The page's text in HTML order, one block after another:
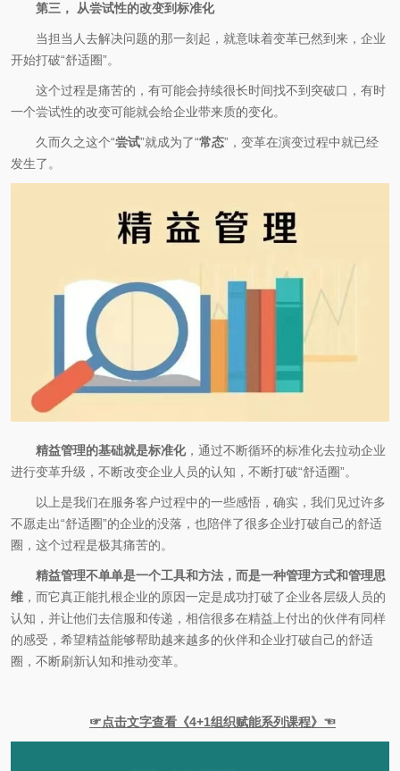
第三， 从尝试性的改变到标准化
当担当人去解决问题的那一刻起，就意味着变革已然到来，企业
开始打破“舒适圈”。
这个过程是痛苦的，有可能会持续很长时间找不到突破口，有时
一个尝试性的改变可能就会给企业带来质的变化。
久而久之这个“尝试”就成为了“常态”，变革在演变过程中就已经
发生了。
精益管理的基础就是标准化，通过不断循环的标准化去拉动企业
进行变革升级，不断改变企业人员的认知，不断打破“舒适圈”。
以上是我们在服务客户过程中的一些感悟，确实，我们见过许多
不愿走出“舒适圈”的企业的没落，也陪伴了很多企业打破自己的舒适
圈，这个过程是极其痛苦的。
精益管理不单单是一个工具和方法，而是一种管理方式和管理思
维 ，而它真正能扎根企业的原因一定是成功打破了企业各层级人员的
认知，并让他们去信服和传递，相信很多在精益上付出的伙伴有同样
的感受，希望精益能够帮助越来越多的伙伴和企业打破自己的舒适
圈，不断刷新认知和推动变革。
☞点击文字查看《4+1组织赋能系列课程》☜